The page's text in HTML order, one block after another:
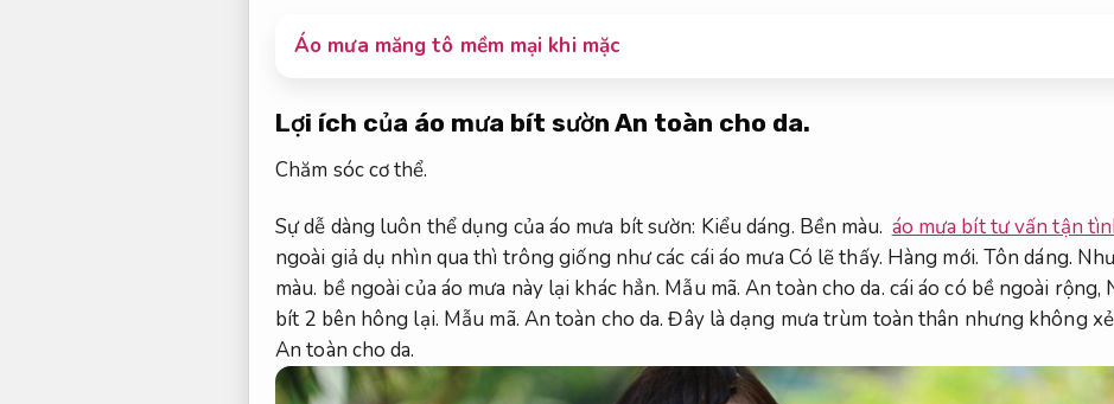
Áo mưa măng tô mềm mại khi mặc
Lợi ích của áo mưa bít sườn An toàn cho da.
Chăm sóc cơ thể.
Sự dễ dàng luôn thể dụng của áo mưa bít sườn: Kiểu dáng. Bền màu. áo mưa bít tư vấn tận
ngoài giả dụ nhìn qua thì trông giống như các cái áo mưa Có lẽ thấy. Hàng mới. Tôn dáng.
màu. bề ngoài của áo mưa này lại khác hẳn. Mẫu mã. An toàn cho da. cái áo có bề ngoài rộng,
bít 2 bên hông lại. Mẫu mã. An toàn cho da. Đây là dạng mưa trùm toàn thân nhưng không
An toàn cho da.